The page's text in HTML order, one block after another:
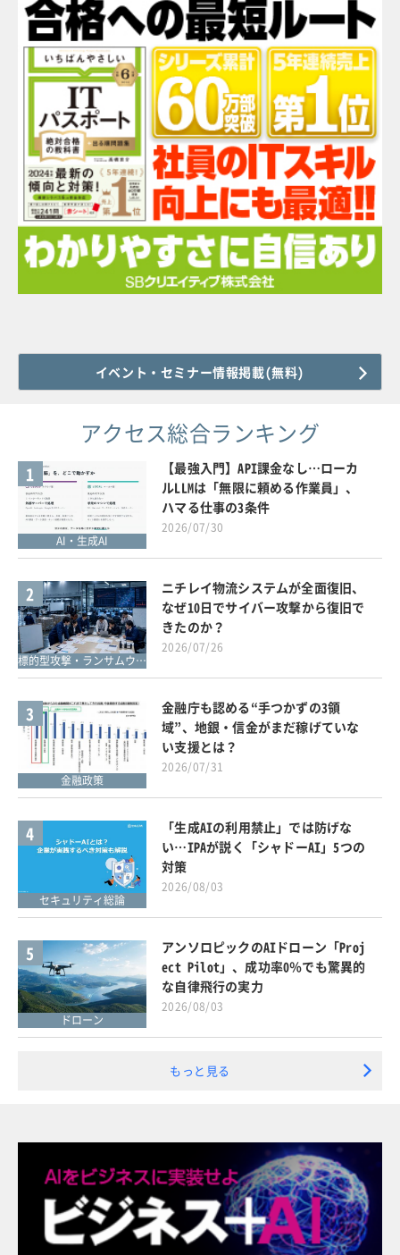
イベント・セミナー情報掲載(無料)
アクセス総合ランキング
1
AI・生成AI
【最強入門】API課金なし…ローカ
ルLLMは「無限に頼める作業員」、
ハマる仕事の3条件
2026/07/30
2
標的型攻撃・ランサムウェア対策
ニチレイ物流システムが全面復旧、
なぜ10日でサイバー攻撃から復旧で
きたのか？
2026/07/26
3
金融政策
金融庁も認める“手つかずの3領
域”、地銀・信金がまだ稼げていな
い支援とは？
2026/07/31
4
セキュリティ総論
「生成AIの利用禁止」では防げな
い…IPAが説く「シャドーAI」5つの
対策
2026/08/03
5
ドローン
アンソロピックのAIドローン「Proj
ect Pilot」、成功率0％でも驚異的
な自律飛行の実力
2026/08/03
もっと見る